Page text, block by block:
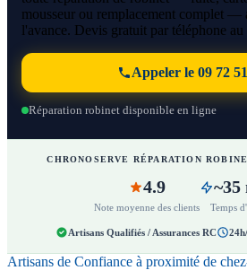
mousseur ou remplacement complet —
l'avance. Devis gratuit par téléphone
Appeler le 09 72
Réparation robinet disponible en ligne
CHRONOSERVE RÉPARATION
4.9
Note moyenne des clients
~35
Temps
Artisans Qualifiés / Assurances RC
Artisans de Confiance à proximité de